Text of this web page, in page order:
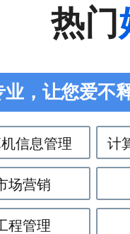
热门
业，让您爱不
信息管理 计
场营销
程管理